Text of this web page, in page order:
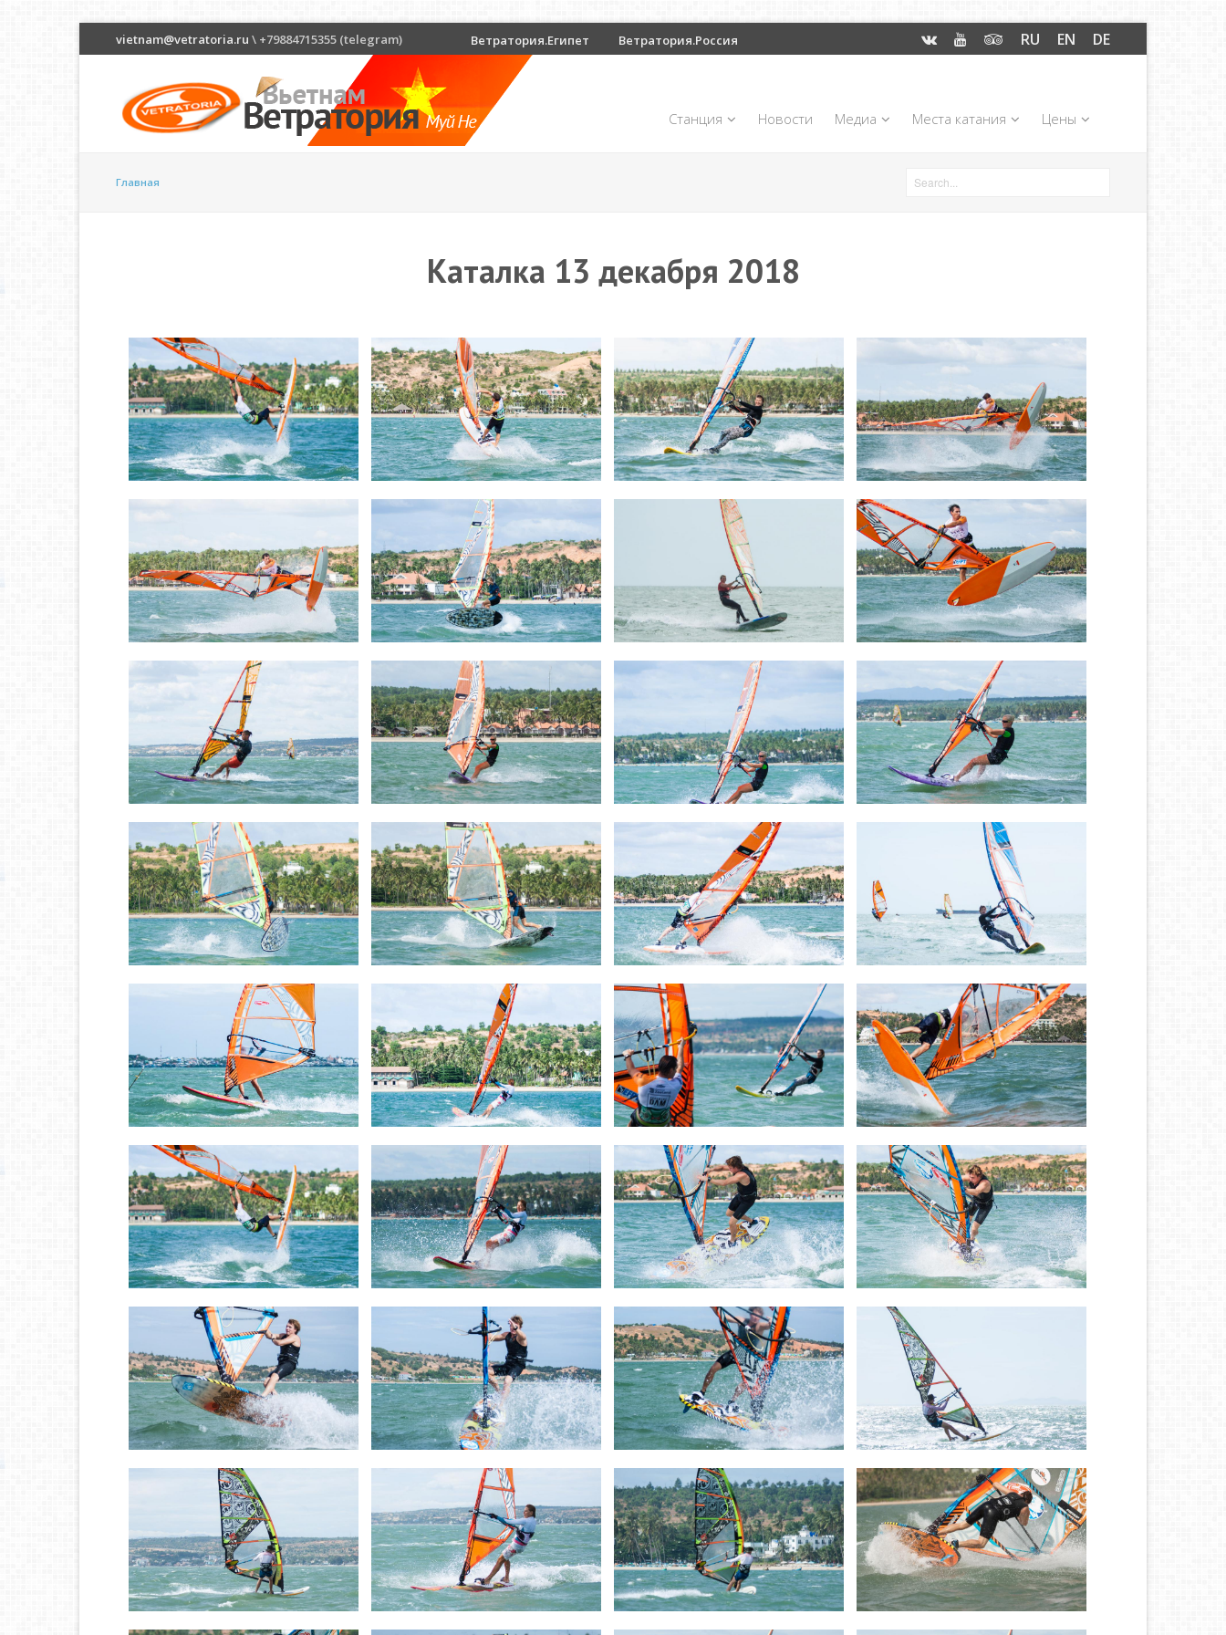
vietnam@vetratoria.ru \ +79884715355 (telegram) Ветратория.Египет Ветратория.Россия RU EN DE
Станция Новости Медиа Места катания Цены
Главная
Каталка 13 декабря 2018